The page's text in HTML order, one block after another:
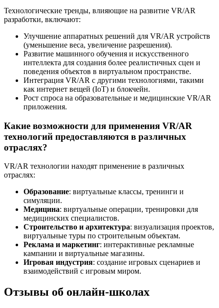
Технологические тренды, влияющие на развитие VR/AR
разработки, включают:
Улучшение аппаратных решений для VR/AR устройств
(уменьшение веса, увеличение разрешения).
Развитие машинного обучения и искусственного
интеллекта для создания более реалистичных сцен и
поведения объектов в виртуальном пространстве.
Интеграция VR/AR с другими технологиями, такими
как интернет вещей (IoT) и блокчейн.
Рост спроса на образовательные и медицинские VR/AR
приложения.
Какие возможности для применения VR/AR
технологий предоставляются в различных
отраслях?
VR/AR технологии находят применение в различных
отраслях:
Образование: виртуальные классы, тренинги и
симуляции.
Медицина: виртуальные операции, тренировки для
медицинских специалистов.
Строительство и архитектура: визуализация проектов,
виртуальные туры по строительным объектам.
Реклама и маркетинг: интерактивные рекламные
кампании и виртуальные магазины.
Игровая индустрия: создание игровых сценариев и
взаимодействий с игровым миром.
Отзывы об онлайн-школах